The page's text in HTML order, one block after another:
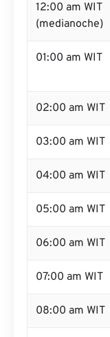
12:00 am WIT
(medianoche)
01:00 am WIT
02:00 am WIT
03:00 am WIT
04:00 am WIT
05:00 am WIT
06:00 am WIT
07:00 am WIT
08:00 am WIT